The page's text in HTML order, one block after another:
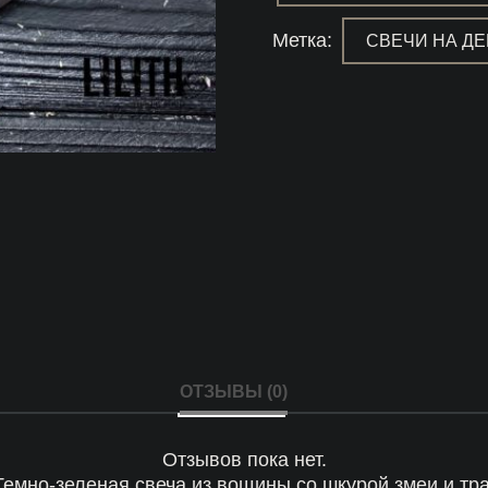
Метка: СВЕЧИ НА
ОТЗЫВЫ (0)
Отзывов пока нет.